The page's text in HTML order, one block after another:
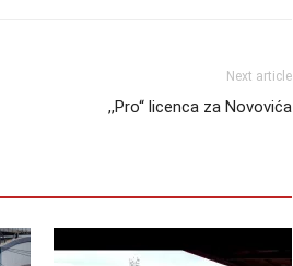
Next article
,,Pro“ licenca za Novovića